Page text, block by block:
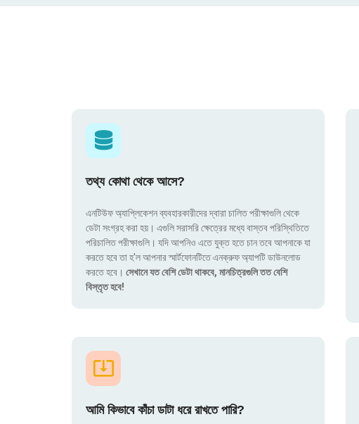
তথ্য কোথা থেকে আসে?
এনটিউফ অ্যাপ্লিকেশন ব্যবহারকারীদের দ্বারা চালিত পরীক্ষাগুলি থেকে
ডেটা সংগ্রহ করা হয়। এগুলি সরাসরি ক্ষেত্রের মধ্যে বাস্তব পরিস্থিতিতে
পরিচালিত পরীক্ষাগুলি। যদি আপনিও এতে যুক্ত হতে চান তবে আপনাকে যা
করতে হবে তা হ'ল আপনার স্মার্টফোনটিতে এনক্রুফ অ্যাপটি ডাউনলোড
করতে হবে। সেখানে যত বেশি ডেটা থাকবে, মানচিত্রগুলি তত বেশি
বিস্তৃত হবে!
আমি কিভাবে কাঁচা ডাটা ধরে রাখতে পারি?